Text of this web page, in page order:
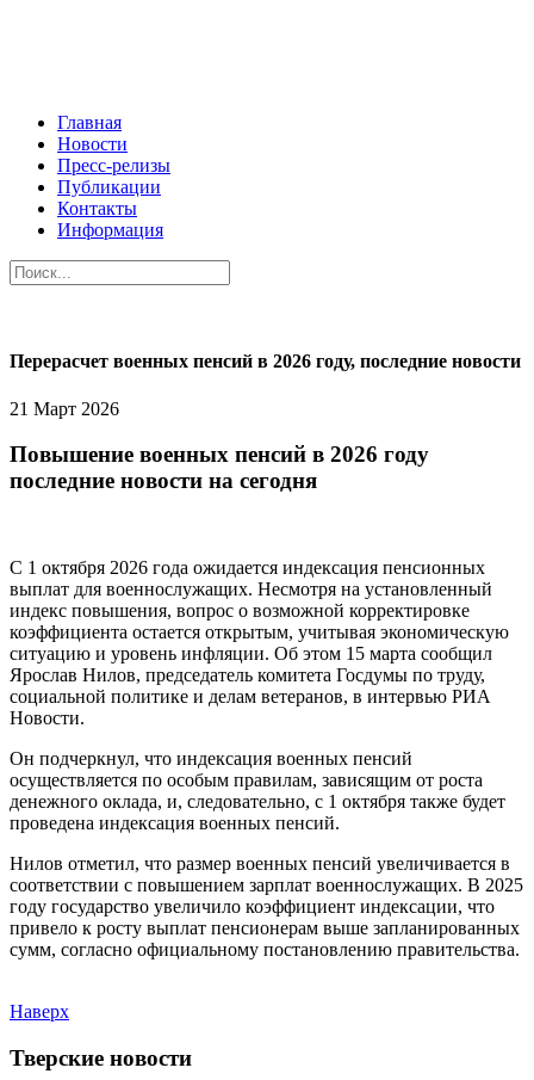
Главная
Новости
Пресс-релизы
Публикации
Контакты
Информация
Перерасчет военных пенсий в 2026 году, последние новости
21 Март 2026
Повышение военных пенсий в 2026 году
последние новости на сегодня
С 1 октября 2026 года ожидается индексация пенсионных
выплат для военнослужащих. Несмотря на установленный
индекс повышения, вопрос о возможной корректировке
коэффициента остается открытым, учитывая экономическую
ситуацию и уровень инфляции. Об этом 15 марта сообщил
Ярослав Нилов, председатель комитета Госдумы по труду,
социальной политике и делам ветеранов, в интервью РИА
Новости.
Он подчеркнул, что индексация военных пенсий
осуществляется по особым правилам, зависящим от роста
денежного оклада, и, следовательно, с 1 октября также будет
проведена индексация военных пенсий.
Нилов отметил, что размер военных пенсий увеличивается в
соответствии с повышением зарплат военнослужащих. В 2025
году государство увеличило коэффициент индексации, что
привело к росту выплат пенсионерам выше запланированных
сумм, согласно официальному постановлению правительства.
Наверх
Тверские новости